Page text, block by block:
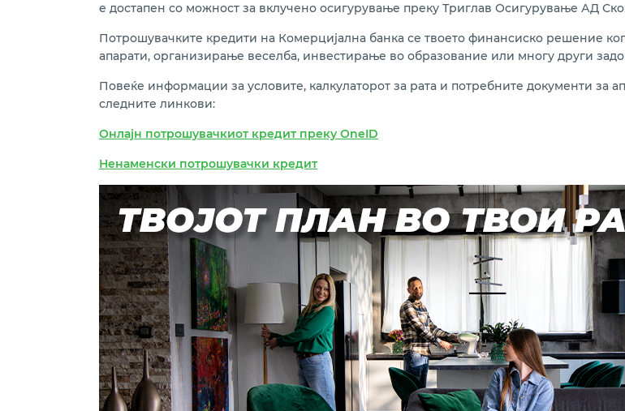
е достапен со можност за вклучено осигурување преку Триглав Осигурување АД
Потрошувачките кредити на Комерцијална банка се твоето финансиско решение
апарати, организирање веселба, инвестирање во образование или многу други
Повеќе информации за условите, калкулаторот за рата и потребните документи за
следните линкови:
Онлајн потрошувачкиот кредит преку OneID
Ненаменски потрошувачки кредит